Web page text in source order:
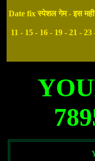
Date fix स्पेशल गेम - इस
11 - 15 - 16 - 19 - 21 -